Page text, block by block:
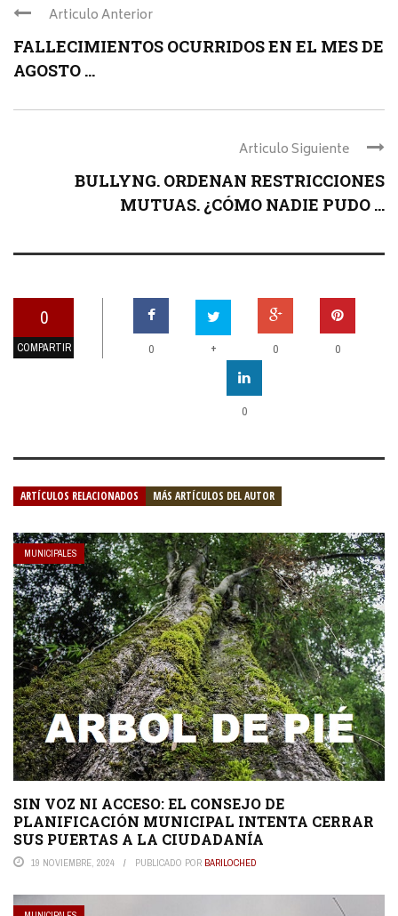
Articulo Anterior
FALLECIMIENTOS OCURRIDOS EN EL MES DE
AGOSTO ...
Articulo Siguiente
BULLYNG. ORDENAN RESTRICCIONES
MUTUAS. ¿CÓMO NADIE PUDO ...
0
COMPARTIR 0 + 0 0
0
ARTÍCULOS RELACIONADOS MÁS ARTÍCULOS DEL AUTOR
MUNICIPALES
SIN VOZ NI ACCESO: EL CONSEJO DE
PLANIFICACIÓN MUNICIPAL INTENTA CERRAR
SUS PUERTAS A LA CIUDADANÍA
19 NOVIEMBRE, 2024 PUBLICADO POR BARILOCHED